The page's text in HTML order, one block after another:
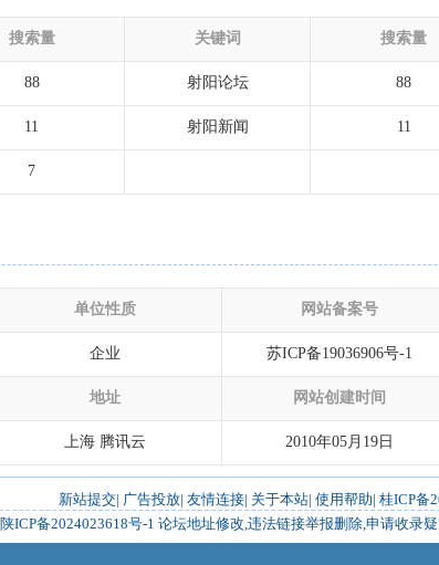
搜索量 关键词 搜索量
88 射阳论坛 88
11 射阳新闻 11
7
单位性质 网站备案号
企业 苏ICP备19036906号-1
地址 网站创建时间
上海 腾讯云 2010年05月19日
新站提交| 广告投放| 友情连接| 关于本站| 使用帮助| 桂ICP备
陕ICP备2024023618号-1 论坛地址修改,违法链接举报删除,申请收录